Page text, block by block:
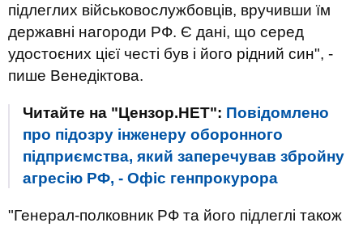
підлеглих військовослужбовців, вручивши їм
державні нагороди РФ. Є дані, що серед
удостоєних цієї честі був і його рідний син", -
пише Венедіктова.
Читайте на "Цензор.НЕТ": Повідомлено
про підозру інженеру оборонного
підприємства, який заперечував збройну
агресію РФ, - Офіс генпрокурора
"Генерал-полковник РФ та його підлеглі також